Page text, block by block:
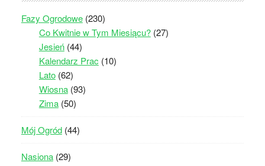
Fazy Ogrodowe(230)
Co Kwitnie w Tym Miesiącu?(27)
Jesień(44)
Kalendarz Prac (10)
Lato(62)
Wiosna(93)
Zima(50)
Mój Ogród(44)
Nasiona(29)